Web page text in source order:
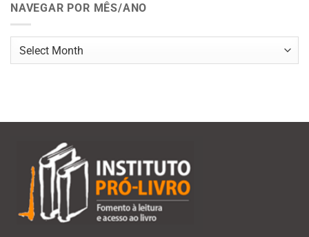
NAVEGAR POR MÊS/ANO
Navegar